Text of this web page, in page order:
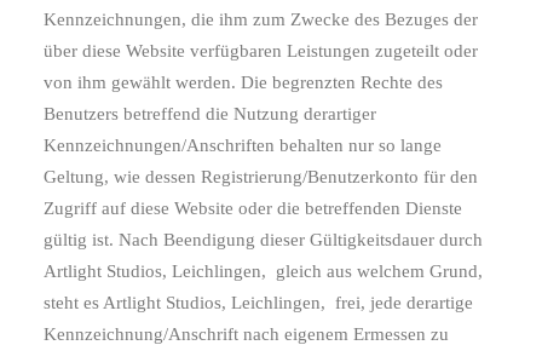
Kennzeichnungen, die ihm zum Zwecke des Bezuges der
über diese Website verfügbaren Leistungen zugeteilt oder
von ihm gewählt werden. Die begrenzten Rechte des
Benutzers betreffend die Nutzung derartiger
Kennzeichnungen/Anschriften behalten nur so lange
Geltung, wie dessen Registrierung/Benutzerkonto für den
Zugriff auf diese Website oder die betreffenden Dienste
gültig ist. Nach Beendigung dieser Gültigkeitsdauer durch
Artlight Studios, Leichlingen,
gleich aus welchem Grund,
steht es Artlight Studios, Leichlingen, frei, jede derartige
Kennzeichnung/Anschrift nach eigenem Ermessen zu